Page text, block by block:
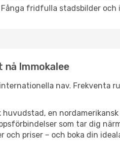
Fånga fridfulla stadsbilder
Immokalee
nav. Frekventa
en
som tar dig
priser – och boka din